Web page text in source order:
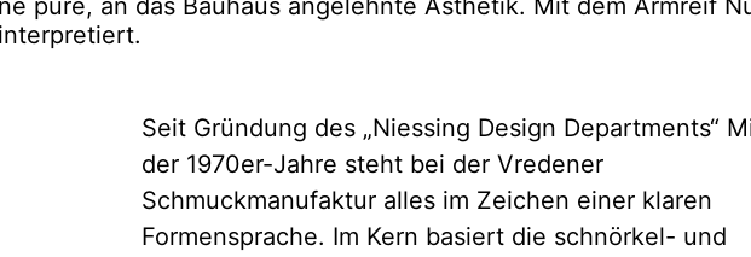
Seit Gründung des „Niessing Design Departments“
der 1970er-Jahre steht bei der Vredener
Schmuckmanufaktur alles im Zeichen einer klaren
Formensprache. Im Kern basiert die schnörkel- und